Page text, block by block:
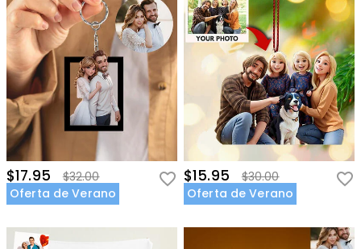
$17.95
$32.00
Oferta de Verano
$15.95
$30.00
Oferta de Verano